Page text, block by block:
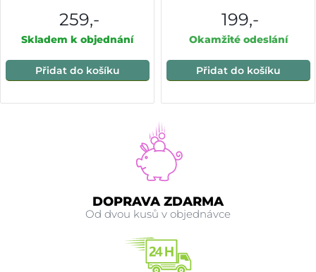
259,-
Skladem k objednání
Přidat do košíku
199,-
Okamžité odeslání
Přidat do košíku
DOPRAVA ZDARMA
Od dvou kusů v objednávce